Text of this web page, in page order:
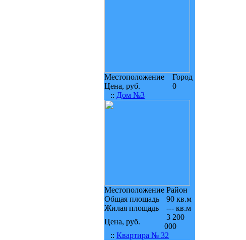
Местоположение
Город
Цена, руб.
0
:: Дом №3
Местоположение Район
Общая площадь
90 кв.м
Жилая площадь
--- кв.м
Цена, руб.
3 200
000
:: Квартира № 32